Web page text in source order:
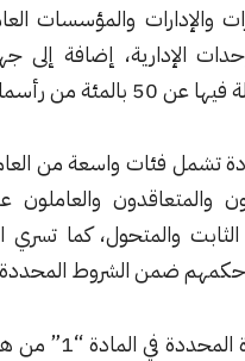
والمؤسسات العامة وشركات
إضافة إلى جهات القطاع
واسعة من العاملين، بينهم
والعاملون على أساس
كما تسري الزيادة على
الشروط المحددة في نصه.
ونص المرسوم على سريان الزيادة المحددة في المادة “1” من هذا المرسوم